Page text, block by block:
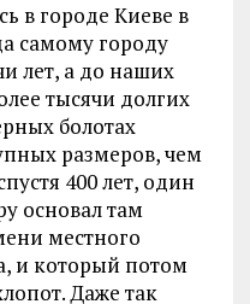
в городе Киеве в
самому городу
лет, а до наших
тысячи долгих
болотах
размеров, чем
400 лет, один
основал там
местного
и который потом
Даже так